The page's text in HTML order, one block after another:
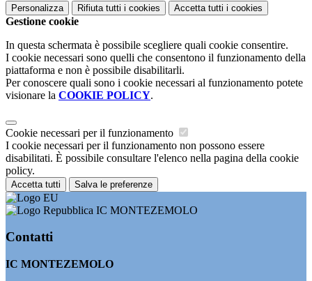
Personalizza Rifiuta tutti i cookies Accetta tutti i cookies
Gestione cookie
In questa schermata è possibile scegliere quali cookie consentire.
I cookie necessari sono quelli che consentono il funzionamento della
piattaforma e non è possibile disabilitarli.
Per conoscere quali sono i cookie necessari al funzionamento potete
visionare la COOKIE POLICY.
Cookie necessari per il funzionamento
I cookie necessari per il funzionamento non possono essere
disabilitati. È possibile consultare l'elenco nella pagina della cookie
policy.
Accetta tutti Salva le preferenze
IC MONTEZEMOLO
Contatti
IC MONTEZEMOLO